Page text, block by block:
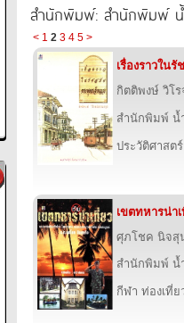
สำนักพิมพ์: สำนักพิมพ์
< 1 2 3 4 5 >
เรื่องราวใน
กิตติพงษ์ วิโ
สำนักพิมพ์ น้
ประวัติศาสต
เขตทหารน่า
ศุภโชค นิจสุ
สำนักพิมพ์ น้
กีฬา ท่องเที่